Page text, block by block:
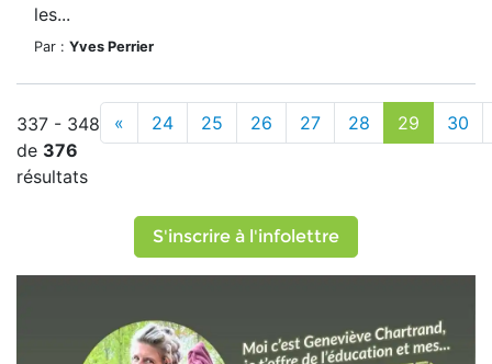
les...
Par : Yves Perrier
337 - 348
de 376
résultats
« 24 25 26 27 28 29 30
S'inscrire à l'infolettre